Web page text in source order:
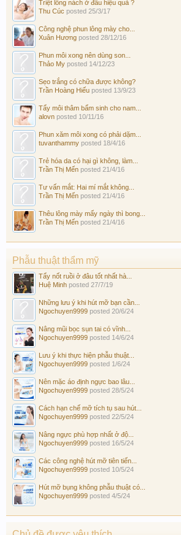
Triệt lông nách ở đâu hiệu quả ?
Thu Cúc posted 25/3/17
Công nghệ phun lông mày cho...
Xuân Hương posted 28/12/16
Phun môi xong nên dùng son...
Thảo My posted 14/12/23
Sẹo trắng có chữa được không?
Trần Hoàng Hiếu posted 13/9/23
Tẩy môi thâm bẩm sinh cho nam...
alovn posted 10/11/16
Phun xăm môi xong có phải dặm...
tuvanthammy posted 18/4/16
Trẻ hóa da có hại gì không, làm...
Trần Thị Mến posted 21/4/16
Tư vấn mắt: Hai mí mắt không...
Trần Thị Mến posted 21/4/16
Thêu lông mày mấy ngày thì bong...
Trần Thị Mến posted 21/4/16
Phẫu thuật thẩm mỹ
Tẩy nốt ruồi ở đâu tốt nhất hà...
Huệ Minh posted 27/7/19
Những lưu ý khi hút mỡ bạn cần...
Ngochuyen9999 posted 20/6/24
Nâng mũi bọc sụn tai có vĩnh...
Ngochuyen9999 posted 14/6/24
Lưu ý khi thực hiện phẫu thuật...
Ngochuyen9999 posted 1/6/24
Nên mặc áo định ngực bao lâu...
Ngochuyen9999 posted 28/5/24
Cách hạn chế mỡ tích tụ sau hút...
Ngochuyen9999 posted 22/5/24
Nâng ngực phù hợp nhất ở độ...
Ngochuyen9999 posted 16/5/24
Các công nghệ hút mỡ tiên tiến...
Ngochuyen9999 posted 10/5/24
Hút mỡ bụng không phẫu thuật có...
Ngochuyen9999 posted 4/5/24